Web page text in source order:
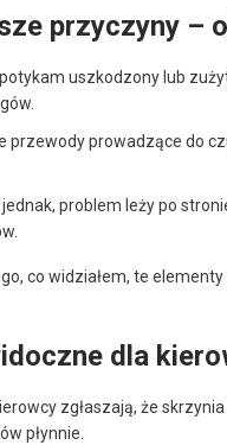
przyczyny –
uszkodzony lub
przewody prowadzące do
jednak, problem leży po
co widziałem, te
dla
zgłaszają, że
płynnie.